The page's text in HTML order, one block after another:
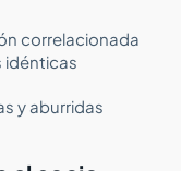
correlacionada
idénticas
y aburridas